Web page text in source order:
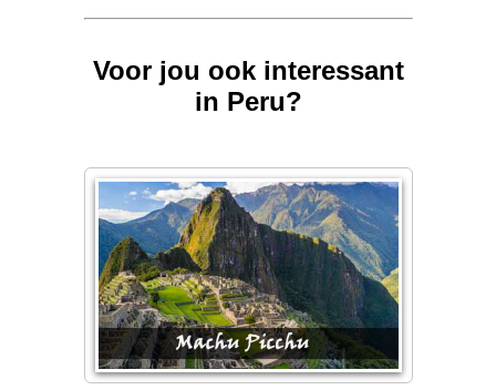
Voor jou ook interessant
in Peru?